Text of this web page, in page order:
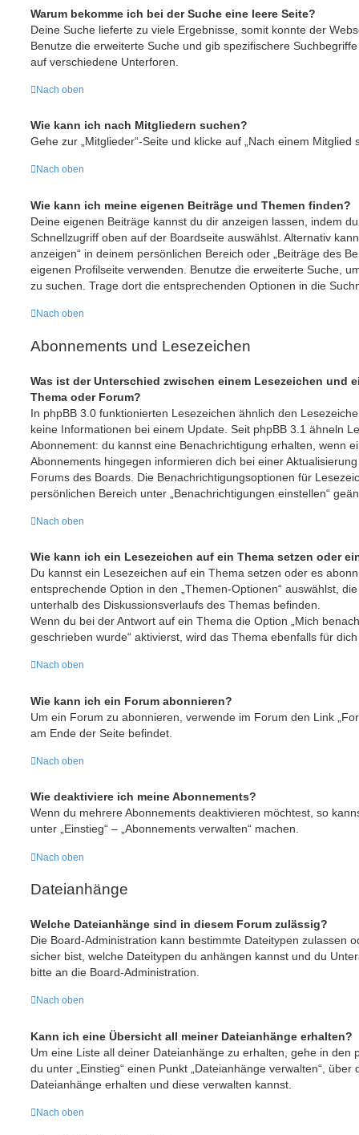
Warum bekomme ich bei der Suche eine leere Seite?
Deine Suche lieferte zu viele Ergebnisse, somit konnte der
Benutze die erweiterte Suche und gib spezifischere
auf verschiedene Unterforen.
Nach oben
Wie kann ich nach Mitgliedern suchen?
Gehe zur „Mitglieder“-Seite und klicke auf „Nach einem Mitglied
Nach oben
Wie kann ich meine eigenen Beiträge und Themen finden?
Deine eigenen Beiträge kannst du dir anzeigen lassen, indem
Schnellzugriff oben auf der Boardseite auswählst. Alternativ
anzeigen“ in deinem persönlichen Bereich oder „Beiträge des
eigenen Profilseite verwenden. Benutze die erweiterte Suche,
zu suchen. Trage dort die entsprechenden Optionen in die
Nach oben
Abonnements und Lesezeichen
Was ist der Unterschied zwischen einem Lesezeichen und
Thema oder Forum?
In phpBB 3.0 funktionierten Lesezeichen ähnlich den
keine Informationen bei einem Update. Seit phpBB 3.1 ähneln
Abonnement: du kannst eine Benachrichtigung erhalten, wenn
Abonnements hingegen informieren dich bei einer
Forums des Boards. Die Benachrichtigungsoptionen für
persönlichen Bereich unter „Benachrichtigungen einstellen“
Nach oben
Wie kann ich ein Lesezeichen auf ein Thema setzen oder
Du kannst ein Lesezeichen auf ein Thema setzen oder es
entsprechende Option in den „Themen-Optionen“ auswählst,
unterhalb des Diskussionsverlaufs des Themas befinden.
Wenn du bei der Antwort auf ein Thema die Option „Mich
geschrieben wurde“ aktivierst, wird das Thema ebenfalls für
Nach oben
Wie kann ich ein Forum abonnieren?
Um ein Forum zu abonnieren, verwende im Forum den Link
am Ende der Seite befindet.
Nach oben
Wie deaktiviere ich meine Abonnements?
Wenn du mehrere Abonnements deaktivieren möchtest, so
unter „Einstieg“ – „Abonnements verwalten“ machen.
Nach oben
Dateianhänge
Welche Dateianhänge sind in diesem Forum zulässig?
Die Board-Administration kann bestimmte Dateitypen zulassen
sicher bist, welche Dateitypen du anhängen kannst und du
bitte an die Board-Administration.
Nach oben
Kann ich eine Übersicht all meiner Dateianhänge erhalten?
Um eine Liste all deiner Dateianhänge zu erhalten, gehe in den
du unter „Einstieg“ einen Punkt „Dateianhänge verwalten“,
Dateianhänge erhalten und diese verwalten kannst.
Nach oben